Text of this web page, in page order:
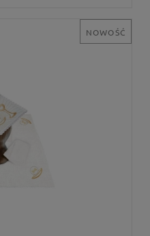
NOWOŚĆ